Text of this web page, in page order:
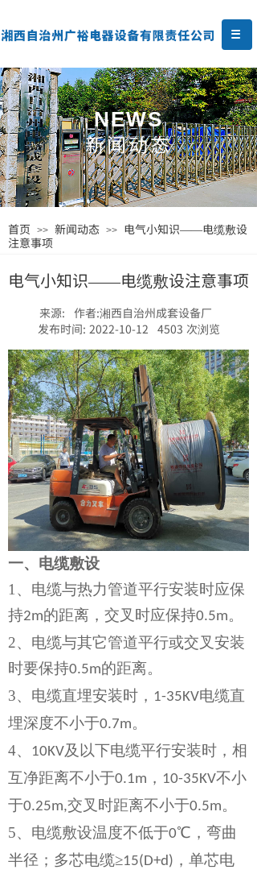
新闻动态
NEWS
首页 >> 新闻动态 >>
电气小知识——电缆敷设
注意事项
电气小知识——电缆敷设注意事项
来源: 作者:湘西自治州成套设备厂
发布时间: 2022-10-12 4503 次浏览
一、 电缆敷设
1、 电缆与热力管道平行安装时应保
持2m的距离，交叉时应保持0.5m。
2、 电缆与其它管道平行或交叉安装
时要保持0.5m的距离。
3、 电缆直埋安装时， 1-35KV电缆直
埋深度不小于0.7m。
4、
10KV及以下电缆平行安装时，相
互净距离不小于0.1m ， 10-35KV不小
于0.25m,交叉时距离不小于0.5m。
5、 电缆敷设温度不低于0℃ ，弯曲
半径；多芯电缆≥15(D+d) ，单芯电